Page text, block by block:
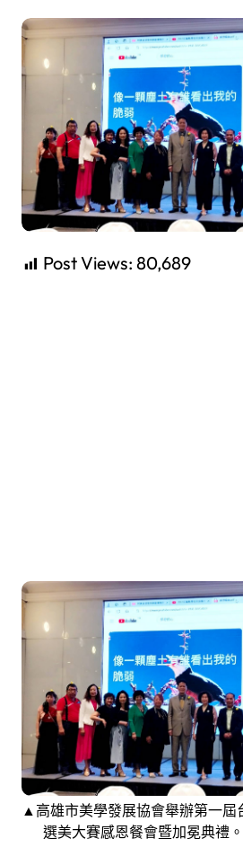
Post Views: 80,689
▲高雄市美學發展協會舉辦第一屆
選美大賽感恩餐會暨加冕典禮